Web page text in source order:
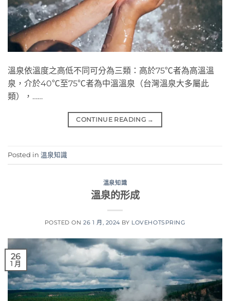
溫泉依溫度之高低不同可分為三類：高於75℃者為高溫溫
泉，介於40℃至75℃者為中溫溫泉（台灣溫泉大多屬此
類），……
CONTINUE READING →
Posted in 溫泉知識
溫泉知識
溫泉的形成
POSTED ON26 1 月, 2024 BY LOVEHOTSPRING
26
1 月